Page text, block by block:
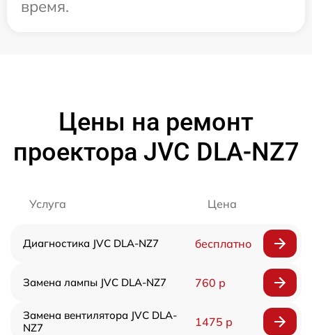
время.
Цены на ремонт
проектора JVC DLA-NZ7
Услуга Цена
Диагностика JVC DLA-NZ7 бесплатно
Замена лампы JVC DLA-NZ7 760 р
Замена вентилятора JVC DLA-
NZ7
1475 р